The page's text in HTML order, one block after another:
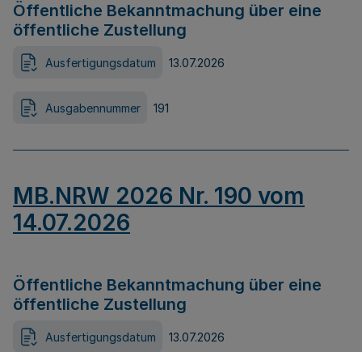
Öffentliche Bekanntmachung über eine
öffentliche Zustellung
Ausfertigungsdatum 13.07.2026
Ausgabennummer 191
MB.NRW 2026 Nr. 190 vom
14.07.2026
Öffentliche Bekanntmachung über eine
öffentliche Zustellung
Ausfertigungsdatum 13.07.2026